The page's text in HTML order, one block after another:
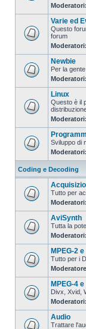
Nessun
da
leggere
Moderatori:
Nessun
da
leggere
Varie ed
Questo
forum
Moderatori:
Nessun
messaggio
leggere
Newbie
Per la
Moderatori:
Nessun
da
leggere
Linux
Questo è il
Moderatori:
Nessun
messaggio
da
leggere
Sviluppo di
Moderatori:
Coding e Decoding
Nessun
messaggio
da
leggere
Tutto per
Moderatori:
Nessun
messaggio
da
leggere
AviSynth
Tutta la
Moderatori:
Nessun
messaggio
da
leggere
MPEG-2
Tutto per i
Nessun
messaggio
da
leggere
MPEG-4
Divx, Xvid,
Moderatori:
Audio
Trattare